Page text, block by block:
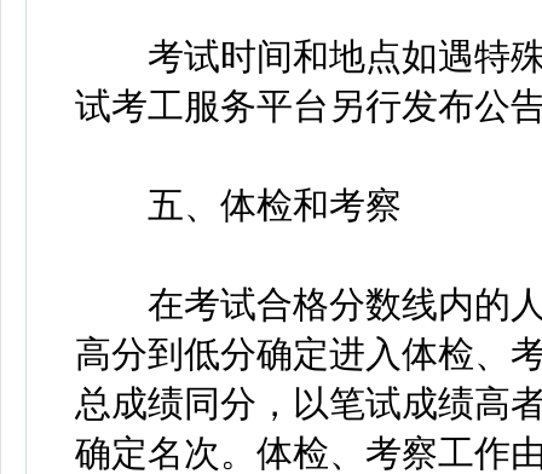
考试时间和地点如遇特殊
试考工服务平台另行发布公
五、体检和考察
在考试合格分数线内的人
高分到低分确定进入体检、
总成绩同分，以笔试成绩高
确定名次。体检、考察工作